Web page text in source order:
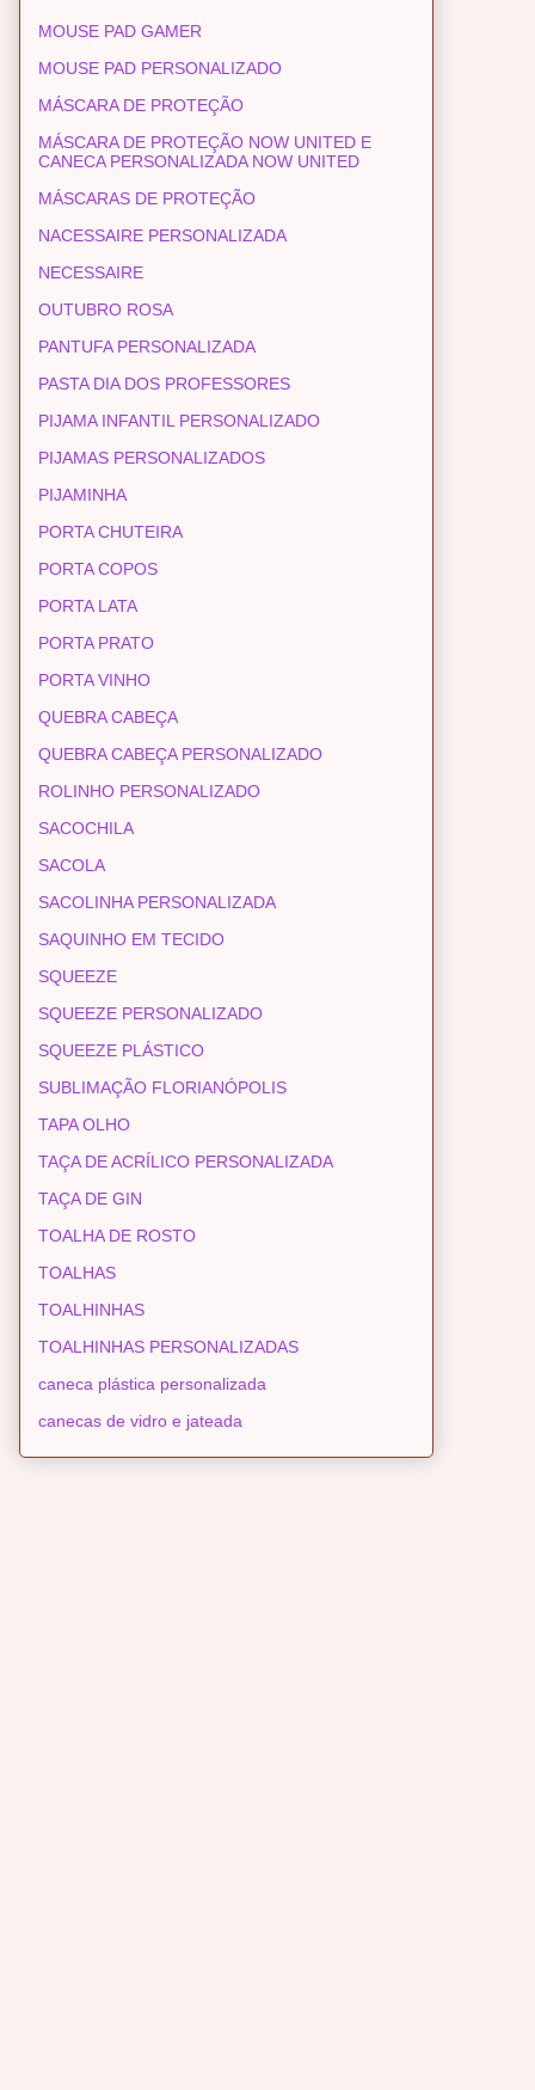
MOUSE PAD GAMER
MOUSE PAD PERSONALIZADO
MÁSCARA DE PROTEÇÃO
MÁSCARA DE PROTEÇÃO NOW UNITED E
CANECA PERSONALIZADA NOW UNITED
MÁSCARAS DE PROTEÇÃO
NACESSAIRE PERSONALIZADA
NECESSAIRE
OUTUBRO ROSA
PANTUFA PERSONALIZADA
PASTA DIA DOS PROFESSORES
PIJAMA INFANTIL PERSONALIZADO
PIJAMAS PERSONALIZADOS
PIJAMINHA
PORTA CHUTEIRA
PORTA COPOS
PORTA LATA
PORTA PRATO
PORTA VINHO
QUEBRA CABEÇA
QUEBRA CABEÇA PERSONALIZADO
ROLINHO PERSONALIZADO
SACOCHILA
SACOLA
SACOLINHA PERSONALIZADA
SAQUINHO EM TECIDO
SQUEEZE
SQUEEZE PERSONALIZADO
SQUEEZE PLÁSTICO
SUBLIMAÇÃO FLORIANÓPOLIS
TAPA OLHO
TAÇA DE ACRÍLICO PERSONALIZADA
TAÇA DE GIN
TOALHA DE ROSTO
TOALHAS
TOALHINHAS
TOALHINHAS PERSONALIZADAS
caneca plástica personalizada
canecas de vidro e jateada